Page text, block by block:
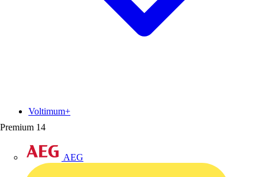
Premium 14
AEG
Voltimum+